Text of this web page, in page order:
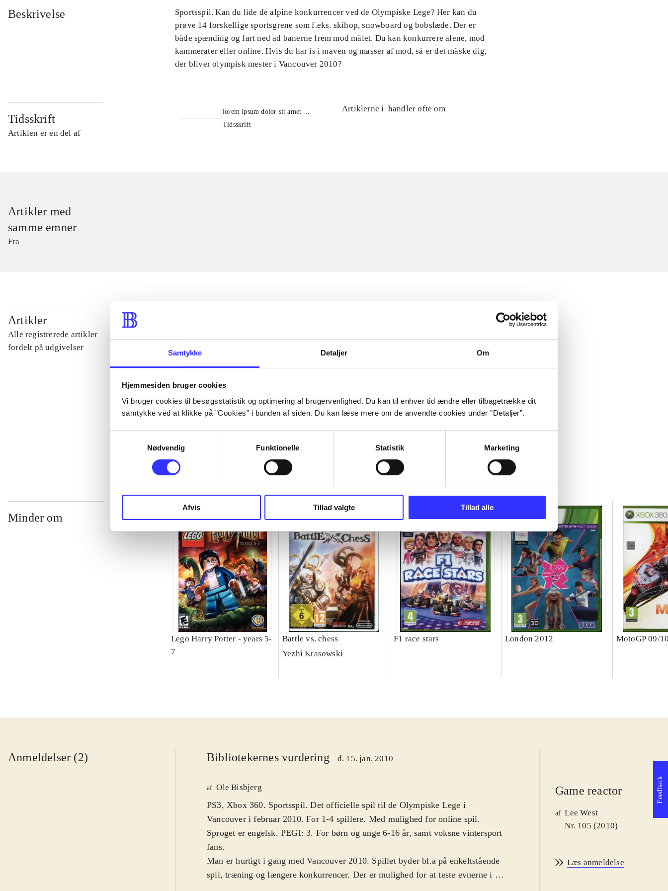
Samtykke Detaljer Om
Hjemmesiden bruger cookies
Vi bruger cookies til besøgsstatistik og optimering af brugervenlighed. Du kan til enhver tid ændre eller tilbagetrække dit
samtykke ved at klikke på ”Cookies” i bunden af siden. Du kan læse mere om de anvendte cookies under ”Detaljer”.
Nødvendig
Funktionelle Statistik Marketing
Afvis Tillad valgte Tillad alle
Beskrivelse
Sportsspil. Kan du lide de alpine konkurrencer ved de Olympiske Lege? Her kan du
prøve 14 forskellige sportsgrene som f.eks. skihop, snowboard og bobslæde. Der er
både spænding og fart ned ad banerne frem mod målet. Du kan konkurrere alene, mod
kammerater eller online. Hvis du har is i maven og masser af mod, så er det måske dig,
der bliver olympisk mester i Vancouver 2010?
Tidsskrift
Artiklen er en del af
lorem ipsum dolor sit amet ...
Tidsskrift
Artiklerne i handler ofte om
Artikler med
samme emner
Fra
Artikler
Alle registrerede artikler
fordelt på udgivelser
...
Minder om
Lego Harry Potter - years 5-
7
Battle vs. chess
Yezhi Krasowski
F1 race stars London 2012 MotoGP 09/
Anmeldelser (2) Bibliotekernes vurdering d. 15. jan. 2010
af Ole Bisbjerg
PS3, Xbox 360. Sportsspil. Det officielle spil til de Olympiske Lege i
Vancouver i februar 2010. For 1-4 spillere. Med mulighed for online spil.
Sproget er engelsk. PEGI: 3. For børn og unge 6-16 år, samt voksne vintersport
fans.
Man er hurtigt i gang med Vancouver 2010. Spillet byder bl.a på enkeltstående
spil, træning og længere konkurrencer. Der er mulighed for at teste evnerne i 14
Game reactor
af Lee West
Nr. 105 (2010)
Læs anmeldelse
Feedback